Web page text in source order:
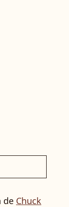
de Chuck